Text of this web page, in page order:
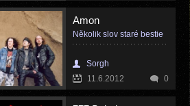
Amon
Několik slov staré bestie
Sorgh
11.6.2012
0